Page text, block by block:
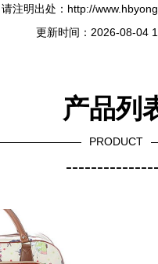
注明出处：http://
更新时间：2026-08-04
产品列
PRODUCT